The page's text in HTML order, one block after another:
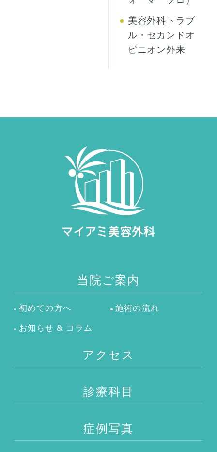
美容外科トラブ
ル・セカンドオ
ピニオン外来
当院ご案内
初めての方へ 施術の流れ
お知らせ & コラム
アクセス
診療科目
症例写真